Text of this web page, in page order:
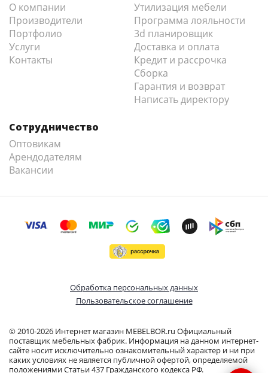
О компании
Производители
Портфолио
Услуги
Контакты
Утилизация мебели
Программа лояльности
3d планировщик
Доставка и оплата
Кредит и рассрочка
Сборка
Гарантия и возврат
Написать директору
Сотрудничество
Оптовикам
Арендодателям
Вакансии
© 2010-2026 Интернет магазин MEBELBOR.ru Официальный
поставщик мебельных фабрик. Информация на данном интернет-
сайте носит исключительно ознакомительный характер и ни при
каких условиях не является публичной офертой, определяемой
положениями Статьи 437 Гражданского кодекса РФ.
Обработка персональных данных
Пользовательское соглашение